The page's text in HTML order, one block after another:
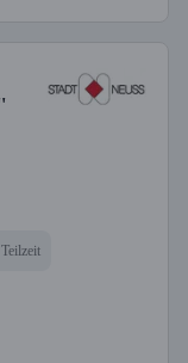
Teilzeit